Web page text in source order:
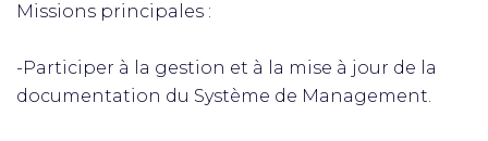
Missions principales :
-Participer à la gestion et à la mise à jour de la
documentation du Système de Management.